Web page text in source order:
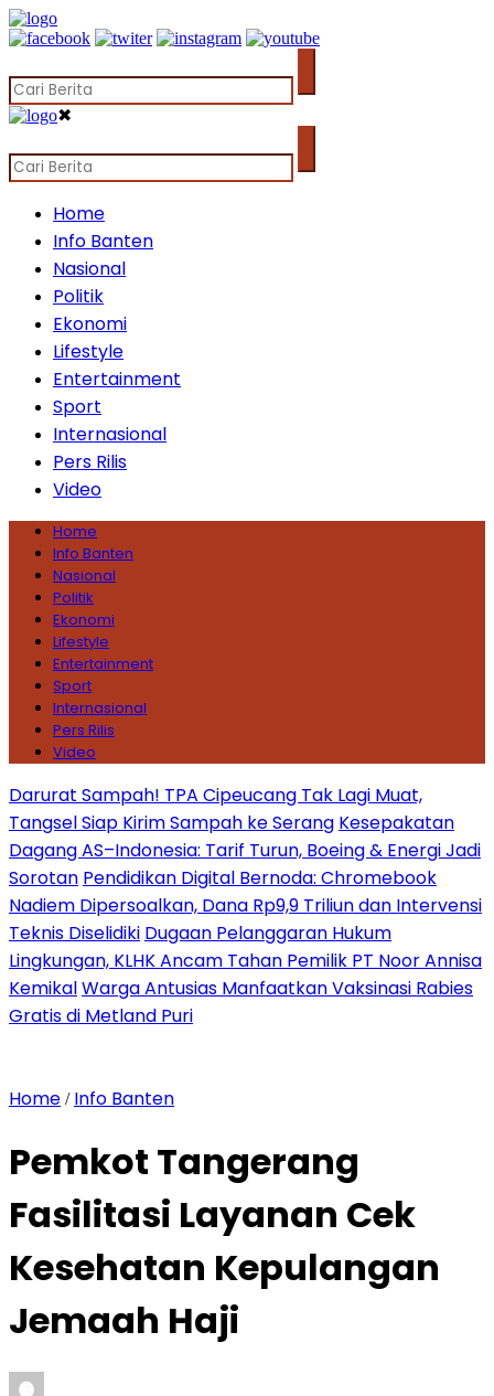
✖
Home
Info Banten
Nasional
Politik
Ekonomi
Lifestyle
Entertainment
Sport
Internasional
Pers Rilis
Video
Home
Info Banten
Nasional
Politik
Ekonomi
Lifestyle
Entertainment
Sport
Internasional
Pers Rilis
Video
Darurat Sampah! TPA Cipeucang Tak Lagi Muat,
Tangsel Siap Kirim Sampah ke Serang Kesepakatan
Dagang AS–Indonesia: Tarif Turun, Boeing & Energi Jadi
Sorotan Pendidikan Digital Bernoda: Chromebook
Nadiem Dipersoalkan, Dana Rp9,9 Triliun dan Intervensi
Teknis Diselidiki Dugaan Pelanggaran Hukum
Lingkungan, KLHK Ancam Tahan Pemilik PT Noor Annisa
KemikalWarga Antusias Manfaatkan Vaksinasi Rabies
Gratis di Metland Puri
Home / Info Banten
Pemkot Tangerang
Fasilitasi Layanan Cek
Kesehatan Kepulangan
Jemaah Haji